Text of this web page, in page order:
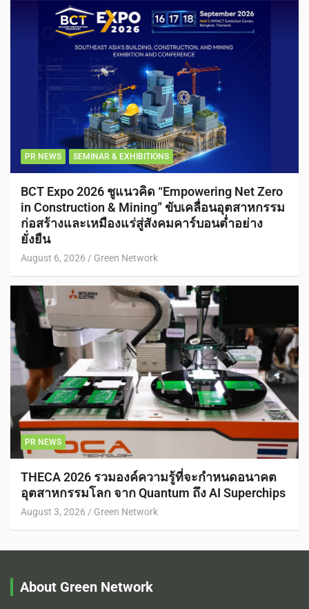
PR NEWS SEMINAR & EXHIBITIONS
BCT Expo 2026 ชูแนวคิด “Empowering Net Zero
in Construction & Mining” ขับเคลื่อนอุตสาหกรรม
ก่อสร้างและเหมืองแร่สู่สังคมคาร์บอนต่ำอย่าง
ยั่งยืน
August 6, 2026 Green Network
PR NEWS
THECA 2026 รวมองค์ความรู้ที่จะกำหนดอนาคต
อุตสาหกรรมโลก จาก Quantum ถึง AI Superchips
August 3, 2026 Green Network
About Green Network